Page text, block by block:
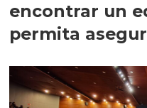
encontrar un
permita